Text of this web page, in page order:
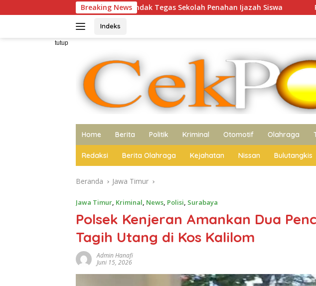
ke
Breaking News
Berani Tindak Tegas Sekolah Penahan Ijazah Siswa Polres Probolinggo
Indeks
tutup
Home Berita Politik Kriminal Otomotif Olahraga
Redaksi Berita Olahraga Kejahatan Nissan Bulutangkis
Beranda Jawa Timur
Jawa Timur, Kriminal, News, Polisi, Surabaya
Polsek Kenjeran Amankan Dua
Tagih Utang di Kos Kalilom
Admin Hanafi
Juni 15, 2026